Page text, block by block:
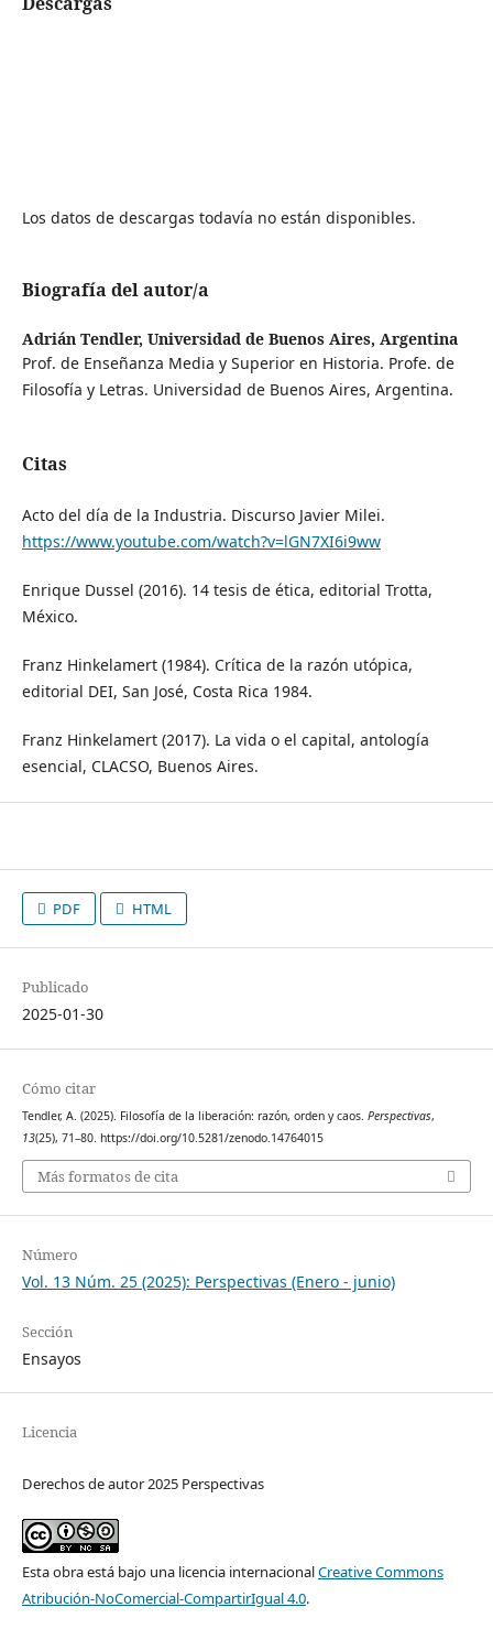
Los datos de descargas todavía no están disponibles.
Biografía del autor/a
Adrián Tendler, Universidad de Buenos Aires, Argentina
Prof. de Enseñanza Media y Superior en Historia. Profe. de
Filosofía y Letras. Universidad de Buenos Aires, Argentina.
Citas
Acto del día de la Industria. Discurso Javier Milei.
https://www.youtube.com/watch?v=lGN7XI6i9ww
Enrique Dussel (2016). 14 tesis de ética, editorial Trotta,
México.
Franz Hinkelamert (1984). Crítica de la razón utópica,
editorial DEI, San José, Costa Rica 1984.
Franz Hinkelamert (2017). La vida o el capital, antología
esencial, CLACSO, Buenos Aires.
PDF HTML
Publicado
2025-01-30
Cómo citar
Tendler, A. (2025). Filosofía de la liberación: razón, orden y caos. Perspectivas,
13(25), 71–80. https://doi.org/10.5281/zenodo.14764015
Más formatos de cita
Número
Vol. 13 Núm. 25 (2025): Perspectivas (Enero - junio)
Sección
Ensayos
Licencia
Derechos de autor 2025 Perspectivas
Esta obra está bajo una licencia internacionalCreative Commons
Atribución-NoComercial-CompartirIgual 4.0.